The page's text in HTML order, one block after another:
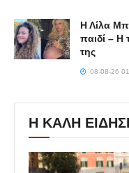
Η Λίλα
παιδί – Η
της
08-08-26
Η ΚΑΛΗ